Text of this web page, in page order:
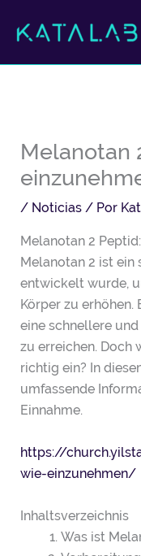
Melanotan
/ Noticias / Por
Melanotan 2
Melanotan 2 ist ein
entwickelt wurde,
Körper zu erhöhen.
eine schnellere
zu erreichen. Doch
richtig ein? In
umfassende
Einnahme.
https://
wie-einzunehmen/
Inhaltsverzeichnis
Was ist